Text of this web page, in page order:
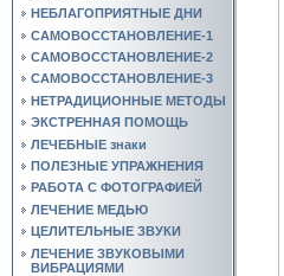
НЕБЛАГОПРИЯТНЫЕ ДНИ
САМОВОССТАНОВЛЕНИЕ-1
САМОВОССТАНОВЛЕНИЕ-2
САМОВОССТАНОВЛЕНИЕ-3
НЕТРАДИЦИОННЫЕ МЕТОДЫ
ЭКСТРЕННАЯ ПОМОЩЬ
ЛЕЧЕБНЫЕ знаки
ПОЛЕЗНЫЕ УПРАЖНЕНИЯ
РАБОТА С ФОТОГРАФИЕЙ
ЛЕЧЕНИЕ МЕДЬЮ
ЦЕЛИТЕЛЬНЫЕ ЗВУКИ
ЛЕЧЕНИЕ ЗВУКОВЫМИ
ВИБРАЦИЯМИ